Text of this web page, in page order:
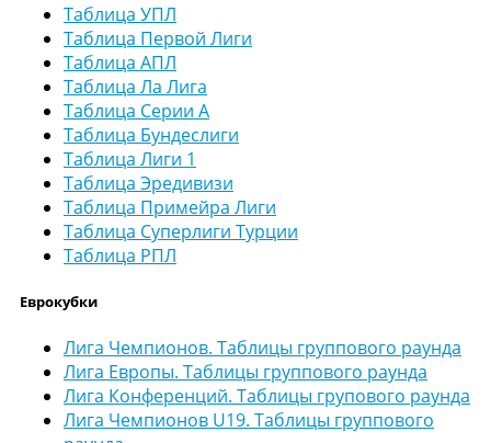
Таблица УПЛ
Таблица Первой Лиги
Таблица АПЛ
Таблица Ла Лига
Таблица Серии А
Таблица Бундеслиги
Таблица Лиги 1
Таблица Эредивизи
Таблица Примейра Лиги
Таблица Суперлиги Турции
Таблица РПЛ
Еврокубки
Лига Чемпионов. Таблицы группового раунда
Лига Европы. Таблицы группового раунда
Лига Конференций. Таблицы групового раунда
Лига Чемпионов U19. Таблицы группового